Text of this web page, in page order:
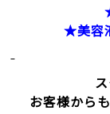
★美容
お客様から